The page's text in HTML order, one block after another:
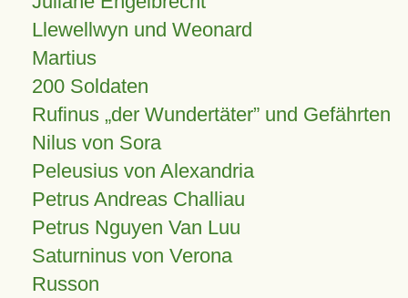
Llewellwyn und Weonard
Martius
200 Soldaten
Rufinus „der Wundertäter” und Gefährten
Nilus von Sora
Peleusius von Alexandria
Petrus Andreas Challiau
Petrus Nguyen Van Luu
Saturninus von Verona
Russon